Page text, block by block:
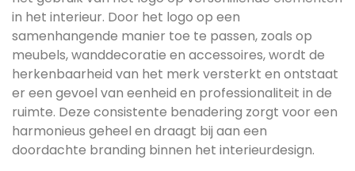
in het interieur. Door het logo op een
samenhangende manier toe te passen, zoals op
meubels, wanddecoratie en accessoires, wordt de
herkenbaarheid van het merk versterkt en ontstaat
er een gevoel van eenheid en professionaliteit in de
ruimte. Deze consistente benadering zorgt voor een
harmonieus geheel en draagt bij aan een
doordachte branding binnen het interieurdesign.